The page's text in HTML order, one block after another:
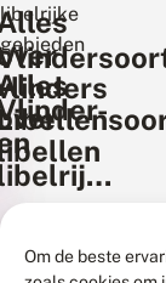
Om de beste
libelrijke
gebieden